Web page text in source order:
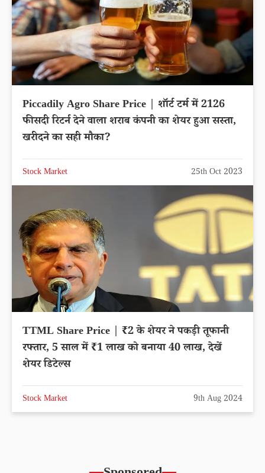
Piccadily Agro Share Price | शॉर्ट टर्म में 2126
फीसदी रिटर्न देने वाला शराब कंपनी का शेयर हुआ सस्ता,
खरीदने का सही मौका?
Stock Market 25th Oct 2023
TTML Share Price | ₹2 के शेयर ने पकड़ी तूफानी
रफ्तार, 5 साल में ₹1 लाख को बनाया 40 लाख, देखें
शेयर डिटेल्स
Stock Market 9th Aug 2024